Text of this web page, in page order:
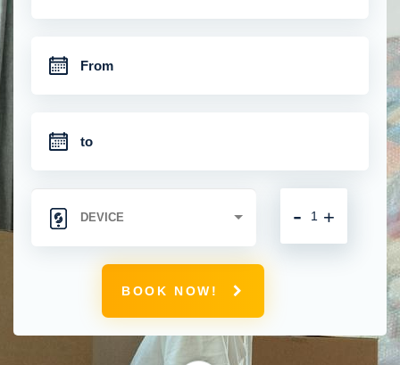
+
-
BOOK NOW!